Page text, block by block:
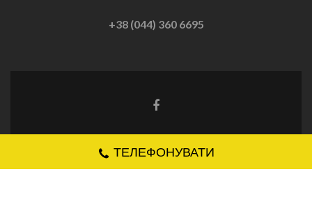
+38 (044) 360 6695
Zerif Liteсоздано с помощьюWordPress
ТЕЛЕФОНУВАТИ